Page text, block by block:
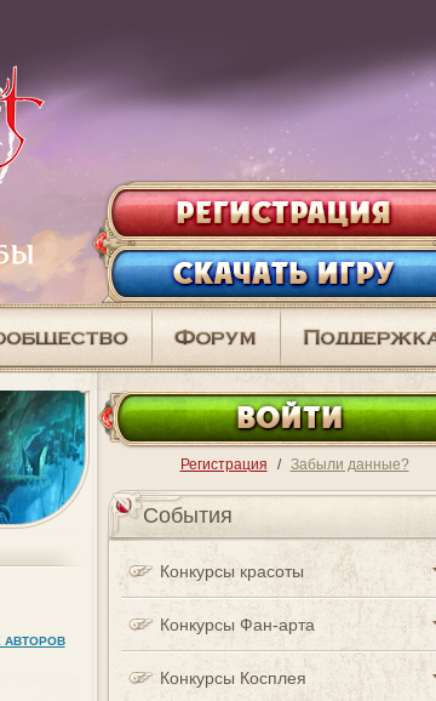
АВТОРОВ
Регистрация / Забыли данные?
Cобытия
Конкурсы красоты
Конкурсы Фан-арта
Конкурсы Косплея